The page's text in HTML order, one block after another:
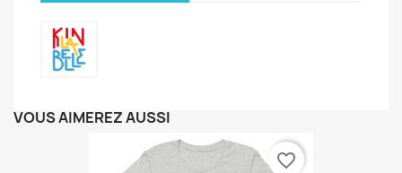
VOUS AIMEREZ AUSSI
favorite_border